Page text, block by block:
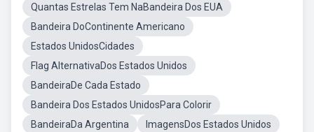
Quantas Estrelas Tem NaBandeira Dos EUA
Bandeira DoContinente Americano
Estados UnidosCidades
Flag AlternativaDos Estados Unidos
BandeiraDe Cada Estado
Bandeira Dos Estados UnidosPara Colorir
BandeiraDa Argentina
ImagensDos Estados Unidos